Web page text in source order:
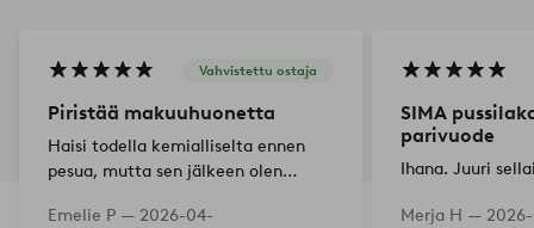
Vahvistettu ostaja
Piristää makuuhuonetta
Haisi todella kemialliselta ennen
pesua, mutta sen jälkeen olen
Emelie P — 2026-04-
SIMA
parivuode
Ihana. Juuri
Merja H —